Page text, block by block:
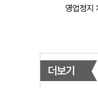
영업정지
더보기